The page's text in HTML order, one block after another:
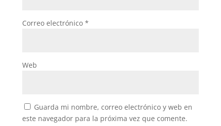
Correo electrónico *
Web
Guarda mi nombre, correo electrónico y web en
este navegador para la próxima vez que comente.